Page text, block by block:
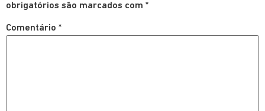
obrigatórios são marcados com *
Comentário *